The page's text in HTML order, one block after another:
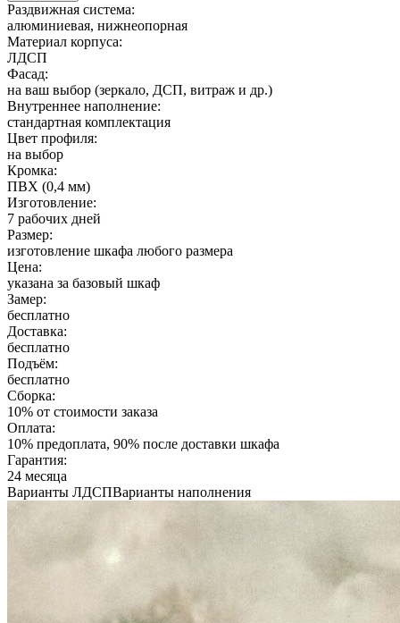
Раздвижная система:
алюминиевая, нижнеопорная
Материал корпуса:
ЛДСП
Фасад:
на ваш выбор (зеркало, ДСП, витраж и др.)
Внутреннее наполнение:
стандартная комплектация
Цвет профиля:
на выбор
Кромка:
ПВХ (0,4 мм)
Изготовление:
7 рабочих дней
Размер:
изготовление шкафа любого размера
Цена:
указана за базовый шкаф
Замер:
бесплатно
Доставка:
бесплатно
Подъём:
бесплатно
Сборка:
10% от стоимости заказа
Оплата:
10% предоплата, 90% после доставки шкафа
Гарантия:
24 месяца
Варианты ЛДСПВарианты наполнения